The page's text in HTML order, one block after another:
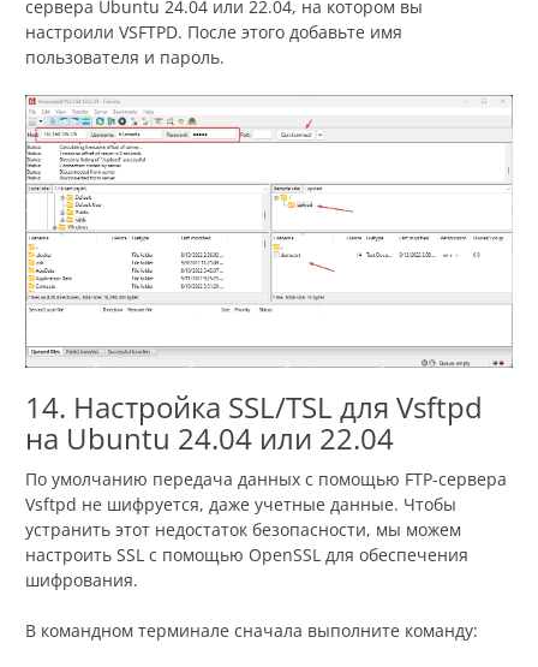
сервера Ubuntu 24.04 или 22.04, на котором вы
настроили VSFTPD. После этого добавьте имя
пользователя и пароль.
14. Настройка SSL/TSL для Vsftpd
на Ubuntu 24.04 или 22.04
По умолчанию передача данных с помощью FTP-сервера
Vsftpd не шифруется, даже учетные данные. Чтобы
устранить этот недостаток безопасности, мы можем
настроить SSL с помощью OpenSSL для обеспечения
шифрования.
В командном терминале сначала выполните команду: